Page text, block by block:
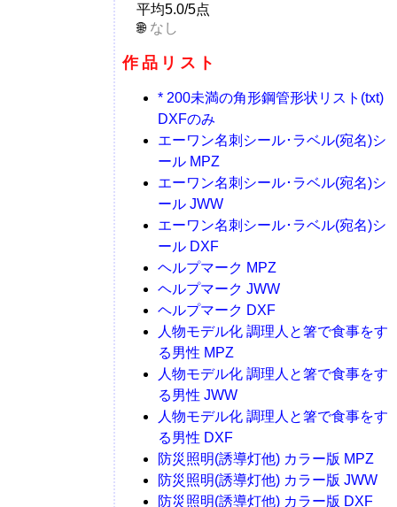
平均5.0/5点
なし
作品リスト
* 200未満の角形鋼管形状リスト(txt)
DXFのみ
エーワン名刺シール･ラベル(宛名)シ
ール MPZ
エーワン名刺シール･ラベル(宛名)シ
ール JWW
エーワン名刺シール･ラベル(宛名)シ
ール DXF
ヘルプマーク MPZ
ヘルプマーク JWW
ヘルプマーク DXF
人物モデル化 調理人と箸で食事をす
る男性 MPZ
人物モデル化 調理人と箸で食事をす
る男性 JWW
人物モデル化 調理人と箸で食事をす
る男性 DXF
防災照明(誘導灯他) カラー版 MPZ
防災照明(誘導灯他) カラー版 JWW
防災照明(誘導灯他) カラー版 DXF